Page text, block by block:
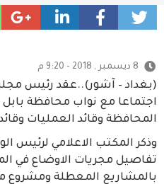
8 ديسمبر , 2018 - 9:20 م
(بغداد – آشور)..عقد رئيس
اجتماعا مع نواب محافظة
المحافظة وقائد العمليات
وذكر المكتب الاعلامي لرئيس
تفاصيل مجريات الاوضاع في
بالمشاريع المعطلة